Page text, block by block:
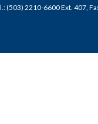
(503) 2210-6600 Ext. 407,